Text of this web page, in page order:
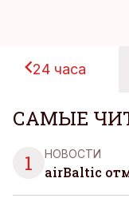
24 часа
САМЫЕ
1
НОВОСТИ
airBaltic